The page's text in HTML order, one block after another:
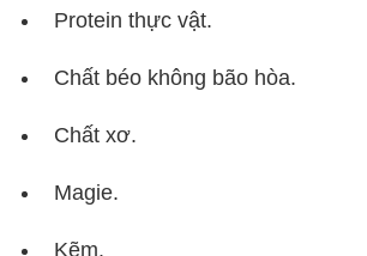
Protein thực vật.
Chất béo không bão hòa.
Chất xơ.
Magie.
Kẽm.